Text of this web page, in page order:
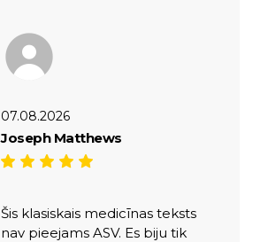
07.08.2026
Joseph Matthews
Šis klasiskais medicīnas teksts
nav pieejams ASV. Es biju tik